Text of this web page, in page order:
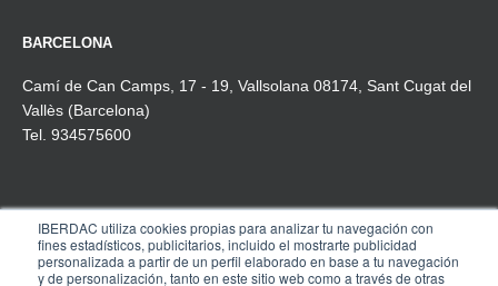
IBERDAC utiliza cookies propias para analizar tu navegación con
fines estadísticos, publicitarios, incluido el mostrarte publicidad
personalizada a partir de un perfil elaborado en base a tu navegación
y de personalización, tanto en este sitio web como a través de otras
BARCELONA
Camí de Can Camps, 17 - 19, Vallsolana 08174, Sant Cugat del
Vallès (Barcelona)
Tel. 934575600
MADRID
Pº de la Castellana, 91, 4º-1ª